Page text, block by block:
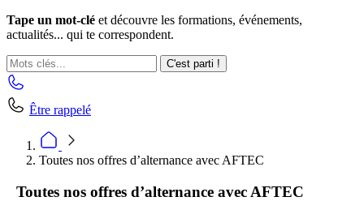
Tape un mot-clé et découvre les formations, événements,
actualités... qui te correspondent.
C'est parti !
Être rappelé
Toutes nos offres d’alternance avec AFTEC
Toutes nos offres d’alternance avec AFTEC